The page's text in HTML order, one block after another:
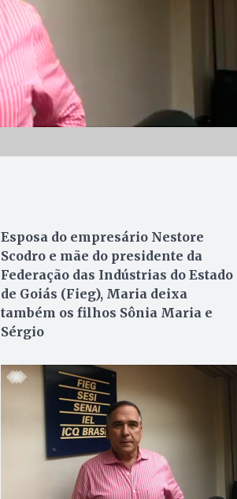
Esposa do empresário Nestore
Scodro e mãe do presidente da
Federação das Indústrias do Estado
de Goiás (Fieg), Maria deixa
também os filhos Sônia Maria e
Sérgio